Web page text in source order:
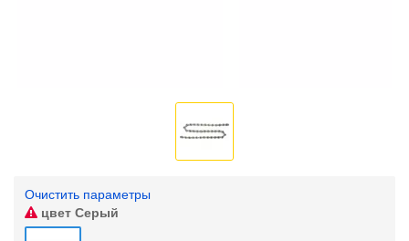
Очистить параметры
цвет Серый